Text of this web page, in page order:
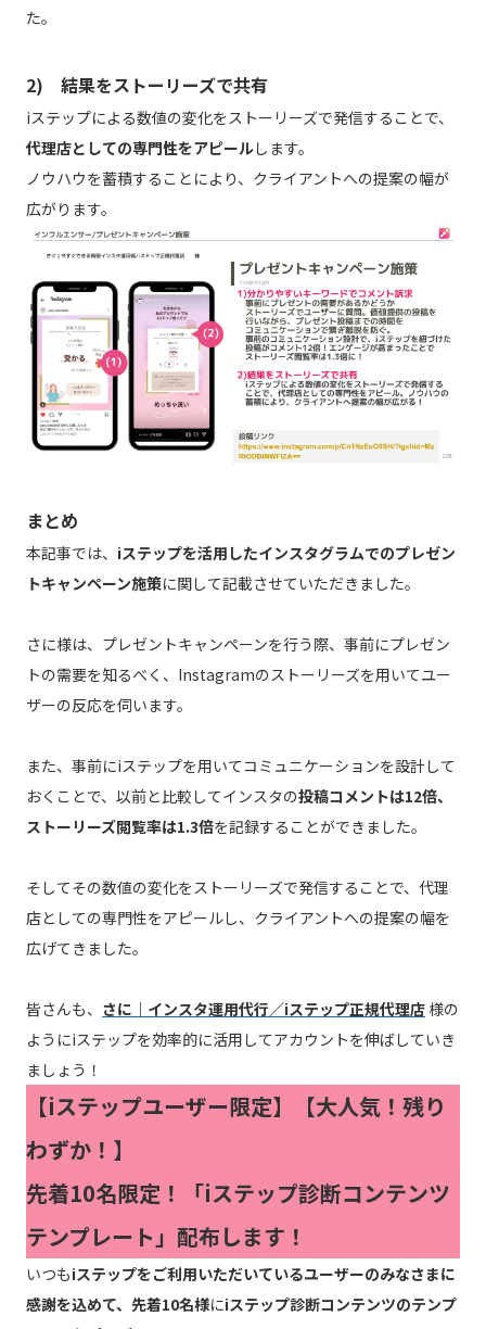
た。
2) 結果をストーリーズで共有
iステップによる数値の変化をストーリーズで発信することで、
代理店としての専門性をアピールします。
ノウハウを蓄積することにより、クライアントへの提案の幅が
広がります。
まとめ
本記事では、 iステップを活用したインスタグラムでのプレゼン
トキャンペーン施策に関して記載させていただきました。
さに様は、プレゼントキャンペーンを行う際、事前にプレゼン
トの需要を知るべく、Instagramのストーリーズを用いてユー
ザーの反応を伺います。
また、事前にiステップを用いてコミュニケーションを設計して
おくことで、以前と比較してインスタの投稿コメントは12倍、
ストーリーズ閲覧率は1.3倍を記録することができました。
そしてその数値の変化をストーリーズで発信することで、代理
店としての専門性をアピールし、クライアントへの提案の幅を
広げてきました。
皆さんも、 さに｜インスタ運用代行／iステップ正規代理店 様の
ようにiステップを効率的に活用してアカウントを伸ばしていき
ましょう！
【iステップユーザー限定】【大人気！残り
わずか！】
先着10名限定！「iステップ診断コンテンツ
テンプレート」配布します！
いつもiステップをご利用いただいているユーザーのみなさまに
感謝を込めて、先着10名様にiステップ診断コンテンツのテンプ